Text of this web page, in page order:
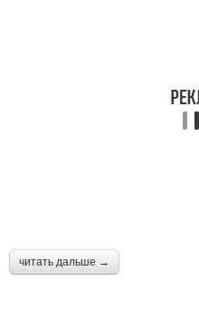
читать дальше →